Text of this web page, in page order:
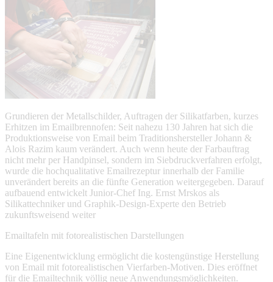
Grundieren der Metallschilder, Auftragen der Silikatfarben, kurzes
Erhitzen im Emailbrennofen: Seit nahezu 130 Jahren hat sich die
Produktionsweise von Email beim Traditionshersteller Johann &
Alois Razim kaum verändert. Auch wenn heute der Farbauftrag
nicht mehr per Handpinsel, sondern im Siebdruckverfahren erfolgt,
wurde die hochqualitative Emailrezeptur innerhalb der Familie
unverändert bereits an die fünfte Generation weitergegeben. Darauf
aufbauend entwickelt Junior-Chef Ing. Ernst Mrskos als
Silikattechniker und Graphik-Design-Experte den Betrieb
zukunftsweisend weiter
Emailtafeln mit fotorealistischen Darstellungen
Eine Eigenentwicklung ermöglicht die kostengünstige Herstellung
von Email mit fotorealistischen Vierfarben-Motiven. Dies eröffnet
für die Emailtechnik völlig neue Anwendungsmöglichkeiten.